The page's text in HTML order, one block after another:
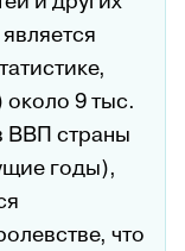
около 9 тыс.
ВВП страны
годы),
что